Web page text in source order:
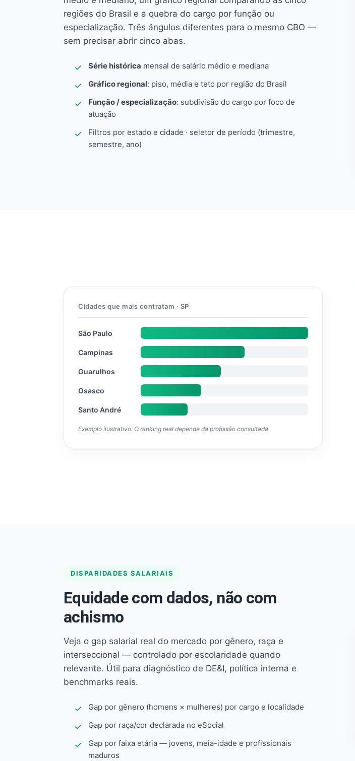
regiões do Brasil e a quebra do cargo por função ou
especialização. Três ângulos diferentes para o mesmo CBO —
sem precisar abrir cinco abas.
Série histórica mensal de salário médio e mediana
Gráfico regional: piso, média e teto por região do Brasil
Função / especialização: subdivisão do cargo por foco de
atuação
Filtros por estado e cidade · seletor de período (trimestre,
semestre, ano)
Cidades que mais contratam · SP
São Paulo
Campinas
Guarulhos
Osasco
Santo André
Exemplo ilustrativo. O ranking real depende da profissão consultada.
DISPARIDADES SALARIAIS
Equidade com dados, não com
achismo
Veja o gap salarial real do mercado por gênero, raça e
interseccional — controlado por escolaridade quando
relevante. Útil para diagnóstico de DE&I, política interna e
benchmarks reais.
Gap por gênero (homens × mulheres) por cargo e localidade
Gap por raça/cor declarada no eSocial
Gap por faixa etária — jovens, meia-idade e profissionais
maduros